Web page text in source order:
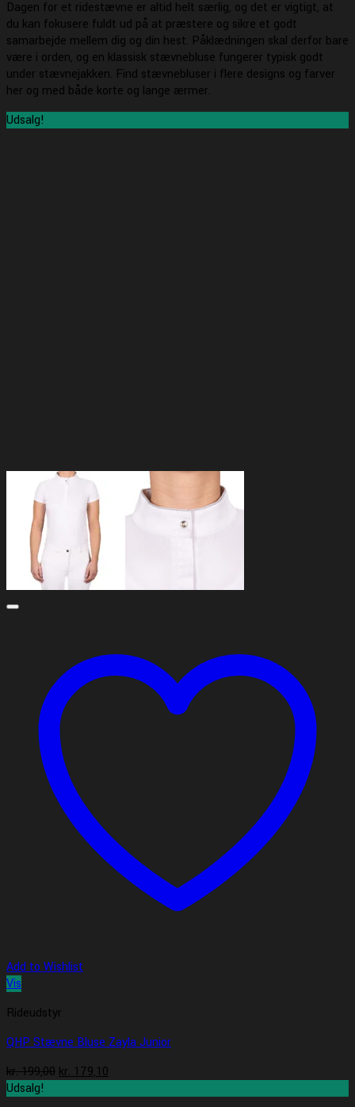
Dagen for et ridestævne er altid helt særlig, og det er vigtigt, at
du kan fokusere fuldt ud på at præstere og sikre et godt
samarbejde mellem dig og din hest. Påklædningen skal derfor bare
være i orden, og en klassisk stævnebluse fungerer typisk godt
under stævnejakken. Find stævnebluser i flere designs og farver
her og med både korte og lange ærmer.
Udsalg!
Add to Wishlist
Vis
Rideudstyr
QHP Stævne Bluse Zayla Junior
kr.199,00 Den
kr. 179,10
Udsalg!